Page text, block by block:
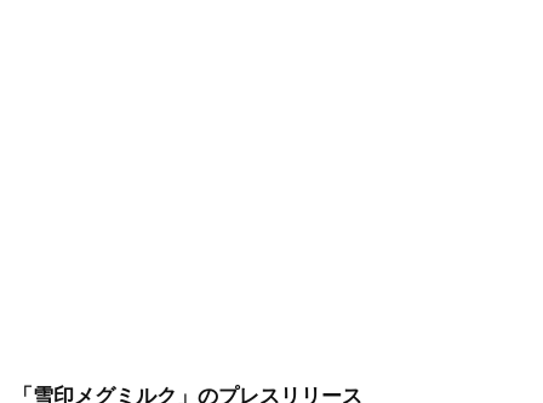
「雪印メグミルク」 のプレスリリース